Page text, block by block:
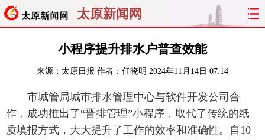
太原新闻网
聚焦 太原
经济 关注 文明 出行
纵横 曝光 综合 专题
旅游 理财 政务 教育
小程序提升排水户普查效能
来源： 太原日报 作者：任晓明 2024年11月14日 07:14
市城管局城市排水管理中心与软件开发公司合
作，成功推出了“晋排管理”小程序，取代了传统的纸
质填报方式，大大提升了工作的效率和准确性。自10